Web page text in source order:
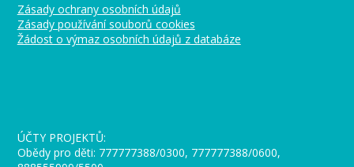
Zásady ochrany osobních údajů
Zásady používání souborů cookies
Žádost o výmaz osobních údajů z databáze
ÚČTY PROJEKTŮ:
Obědy pro děti: 777777388/0300, 777777388/0600,